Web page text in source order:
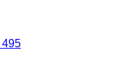
495